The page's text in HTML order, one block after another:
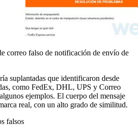
correo falso de notificación de envío de
suplantadas que identificaron desde
como FedEx, DHL, UPS y Correo
ejemplos. El cuerpo del mensaje
real, con un alto grado de similitud.
falsos